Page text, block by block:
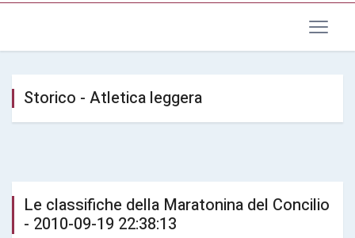
Storico - Atletica leggera
Le classifiche della Maratonina del Concilio
- 2010-09-19 22:38:13